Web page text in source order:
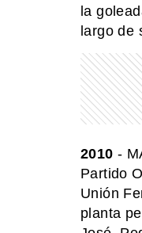
la
largo de
2010 -
Partido
Unión
planta